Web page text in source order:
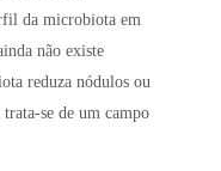
da microbiota em
não existe
reduza nódulos ou
se de um campo